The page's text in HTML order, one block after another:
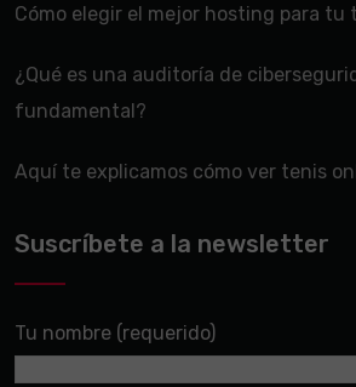
Cómo elegir el mejor hosting para tu
¿Qué es una auditoría de
fundamental?
Aquí te explicamos cómo ver tenis
Suscríbete a la newsletter
Tu nombre (requerido)